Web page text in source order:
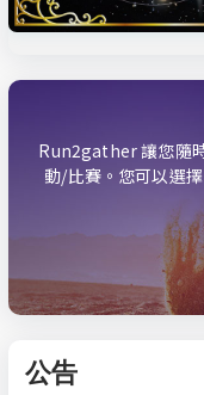
Run2gather 讓您隨
動/比賽。您可以選
公告